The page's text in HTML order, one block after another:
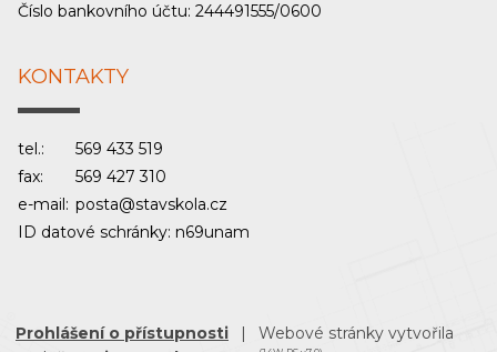
Číslo bankovního účtu: 244491555/0600
KONTAKTY
tel.:
569 433 519
fax:
569 427 310
e-mail: posta@stavskola.cz
ID datové schránky: n69unam
Prohlášení o přístupnosti |
Webové stránky vytvořila